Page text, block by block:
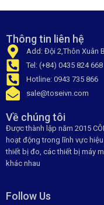
Thông tin liên hệ
Add: Đội 2,Thôn Xuân
Tel: (+84) 0435 824 668
Hotline: 0943 735 866
sale@toseivn.com
Về chúng tôi
Được thành lập năm 2015
hoạt động trong lĩnh vực
thiết bị đo, các thiết bị máy
khác nhau
Follow Us